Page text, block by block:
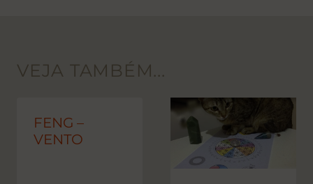
VEJA TAMBÉM...
FENG –
VENTO